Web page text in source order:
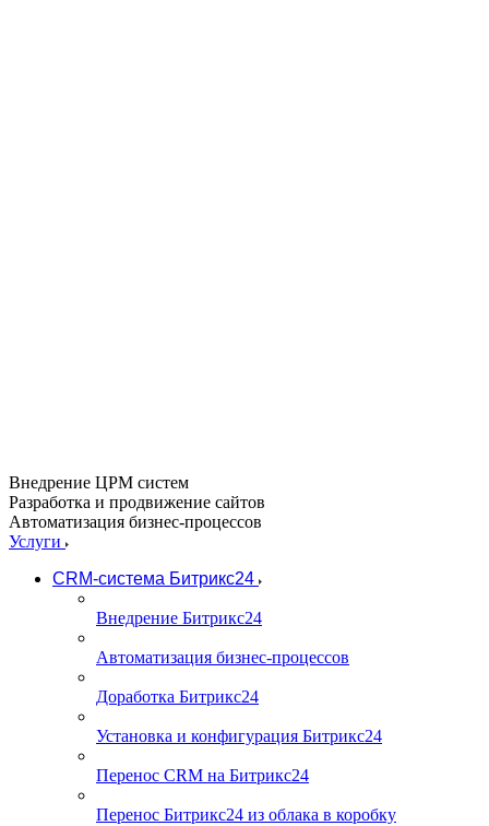
Внедрение ЦРМ систем
Разработка и продвижение сайтов
Автоматизация бизнес-процессов
Услуги
CRM-система Битрикс24
Внедрение Битрикс24
Автоматизация бизнес-процессов
Доработка Битрикс24
Установка и конфигурация Битрикс24
Перенос CRM на Битрикс24
Перенос Битрикс24 из облака в коробку